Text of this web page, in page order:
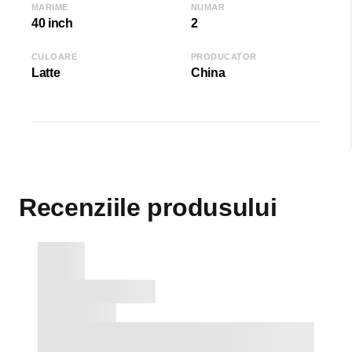
MARIME
40 inch
NUMAR
2
CULOARE
Latte
PRODUCATOR
China
Recenziile produsului